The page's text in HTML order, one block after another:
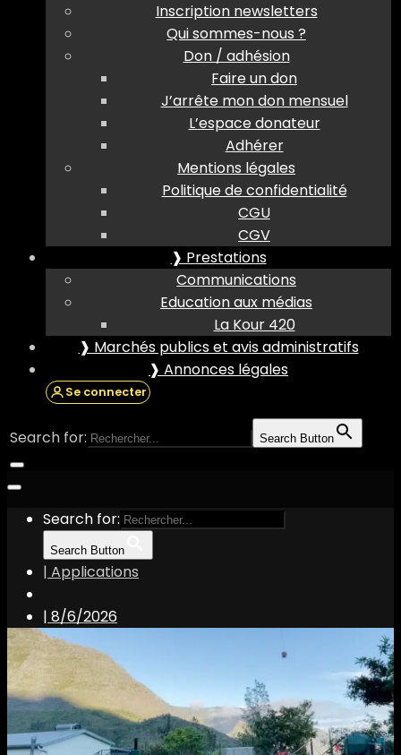
Inscription newsletters
Qui sommes-nous ?
Don / adhésion
Faire un don
J’arrête mon don mensuel
L’espace donateur
Adhérer
Mentions légales
Politique de confidentialité
CGU
CGV
❱ Prestations
Communications
Education aux médias
La Kour 420
❱ Marchés publics et avis administratifs
❱ Annonces légales
Se connecter
Search for: Search Button
Search for:
Search Button
| Applications
| 8/6/2026